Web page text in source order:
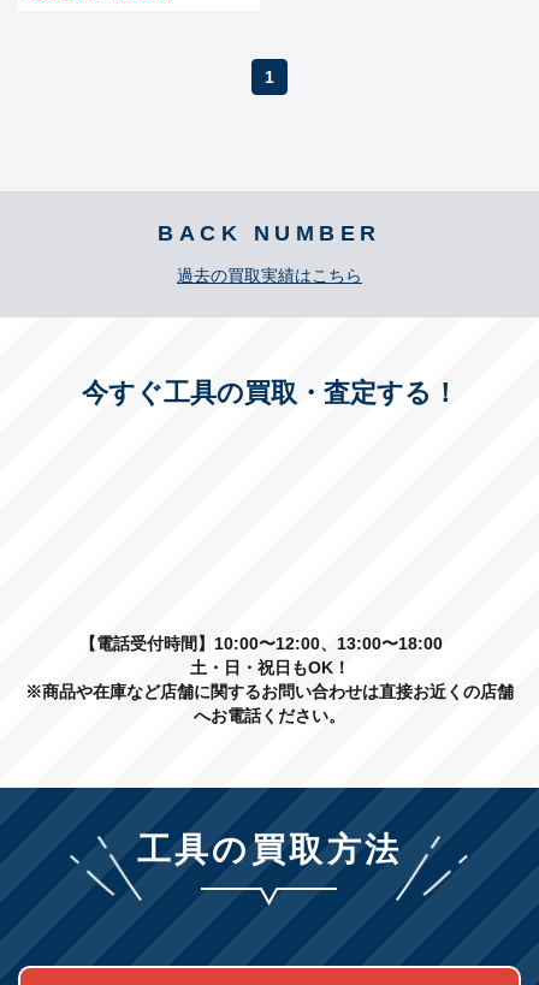
ました！
1
BACK NUMBER
過去の買取実績はこちら
今すぐ工具の買取・査定する！
【電話受付時間】10:00〜12:00、13:00〜18:00
土・日・祝日もOK！
※商品や在庫など店舗に関するお問い合わせは直接お近くの店舗
へお電話ください。
工具の買取方法